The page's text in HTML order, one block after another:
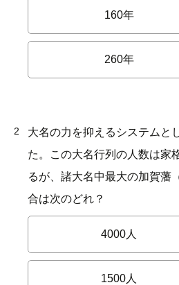
160年
260年
2
大名の力を抑えるシステムと
た。この大名行列の人数は家
るが、諸大名中最大の加賀藩
合は次のどれ？
4000人
1500人